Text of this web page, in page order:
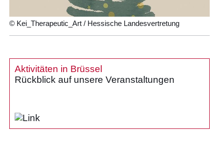
© Kei_Therapeutic_Art / Hessische Landesvertretung
Aktivitäten in Brüssel
Rückblick auf unsere Veranstaltungen